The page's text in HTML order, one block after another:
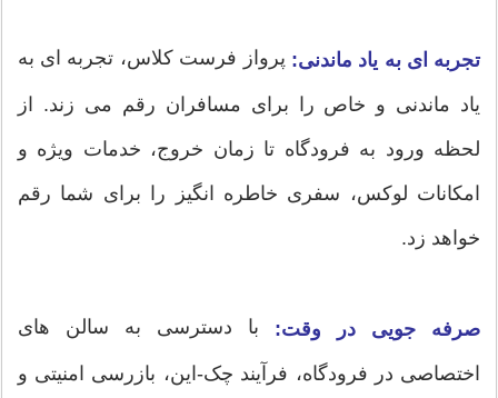
تجربه ای به یاد ماندنی: پرواز فرست کلاس، تجربه ای به
یاد ماندنی و خاص را برای مسافران رقم می زند. از
لحظه ورود به فرودگاه تا زمان خروج، خدمات ویژه و
امکانات لوکس، سفری خاطره انگیز را برای شما رقم
خواهد زد.
صرفه جویی در وقت: با دسترسی به سالن های
اختصاصی در فرودگاه، فرآیند چک-این، بازرسی امنیتی و